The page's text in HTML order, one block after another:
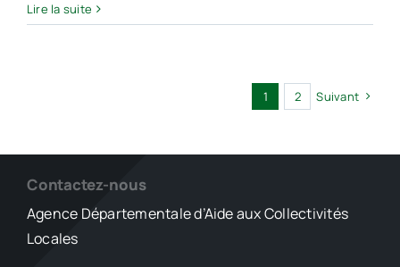
un
gendarmes
de
Lire la suite
1 2 Suivant
Contactez-nous
Agence Départementale d’Aide aux Collectivités
Locales